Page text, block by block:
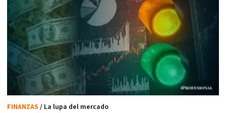
FINANZAS / La lupa del mercado